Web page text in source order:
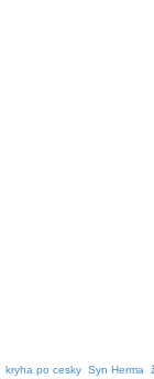
kryha po cesky Syn Herma